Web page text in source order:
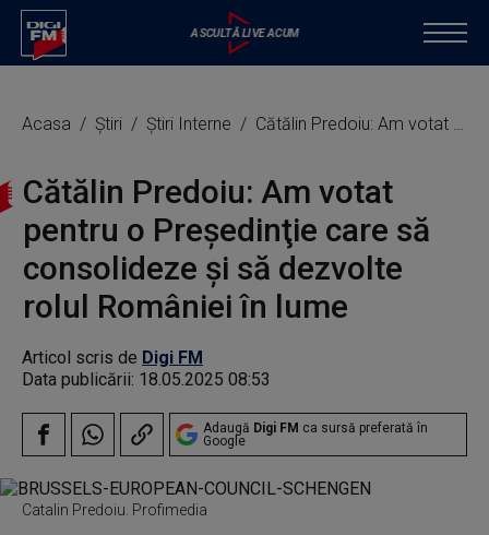
Acasa Știri Știri Interne Cătălin Predoiu: Am votat pentru o Preşedinţie care să consolideze şi să dezvolte rolul României în lume
Cătălin Predoiu: Am votat
pentru o Preşedinţie care să
consolideze şi să dezvolte
rolul României în lume
Articol scris de Digi FM
Data publicării: 18.05.2025 08:53
Adaugă Digi FM ca sursă preferată în
Google
Catalin Predoiu. Profimedia